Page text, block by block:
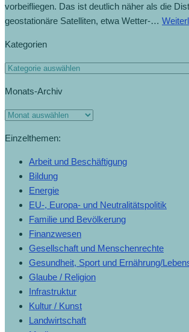
vorbeifliegen. Das ist deutlich näher als die
geostationäre Satelliten, etwa Wetter-…
Kategorien
Monats-Archiv
Einzelthemen:
Arbeit und Beschäftigung
Bildung
Energie
EU-, Europa- und Neutralitätspolitik
Familie und Bevölkerung
Finanzwesen
Gesellschaft und Menschenrechte
Gesundheit, Sport und Ernährung/
Glaube / Religion
Infrastruktur
Kultur / Kunst
Landwirtschaft